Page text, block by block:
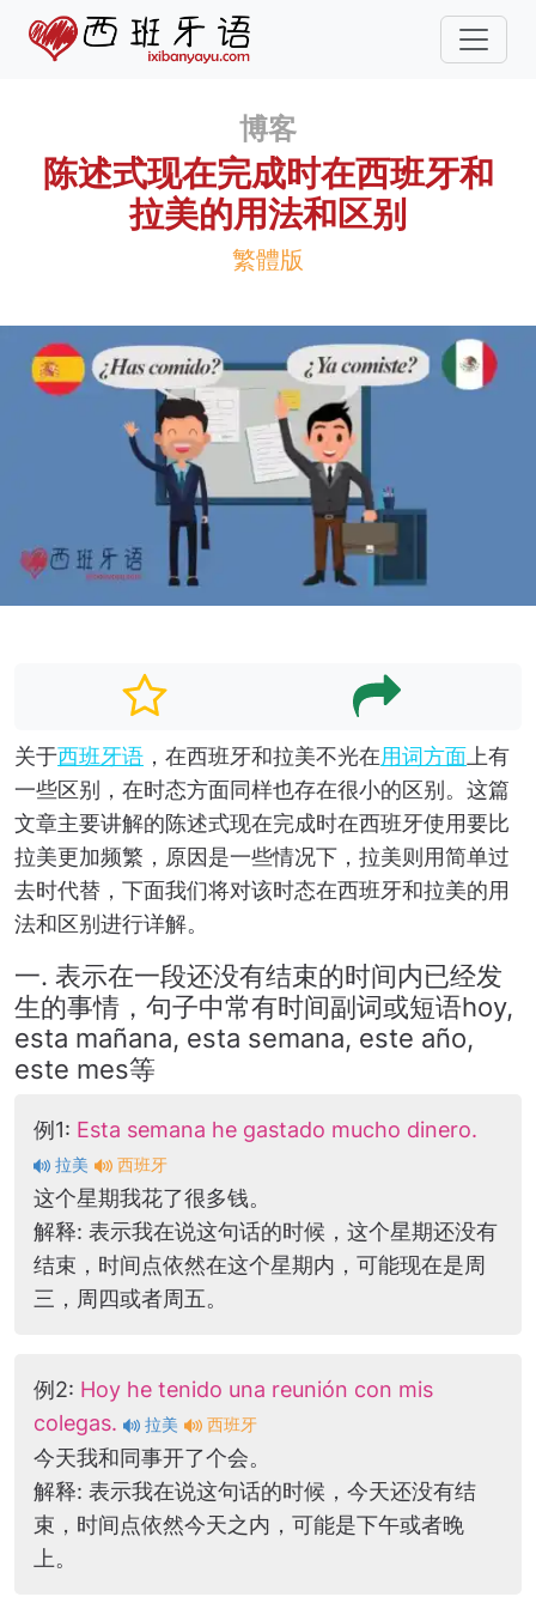
博客
陈述式现在完成时在西班牙和
拉美的用法和区别
繁體版
关于西班牙语 ，在西班牙和拉美不光在用词方面 上有
一些区别，在时态方面同样也存在很小的区别。这篇
文章主要讲解的陈述式现在完成时在西班牙使用要比
拉美更加频繁，原因是一些情况下，拉美则用简单过
去时代替，下面我们将对该时态在西班牙和拉美的用
法和区别进行详解。
一. 表示在一段还没有结束的时间内已经发
生的事情，句子中常有时间副词或短语hoy,
esta mañana, esta semana, este año,
este mes等
例1: Esta semana he gastado mucho dinero.
拉美 西班牙
这个星期我花了很多钱。
解释: 表示我在说这句话的时候，这个星期还没有
结束，时间点依然在这个星期内，可能现在是周
三，周四或者周五。
例2: Hoy he tenido una reunión con mis
colegas.
拉美 西班牙
今天我和同事开了个会。
解释: 表示我在说这句话的时候，今天还没有结
束，时间点依然今天之内，可能是下午或者晚
上。